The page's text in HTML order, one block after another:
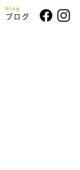
blog
ブログ